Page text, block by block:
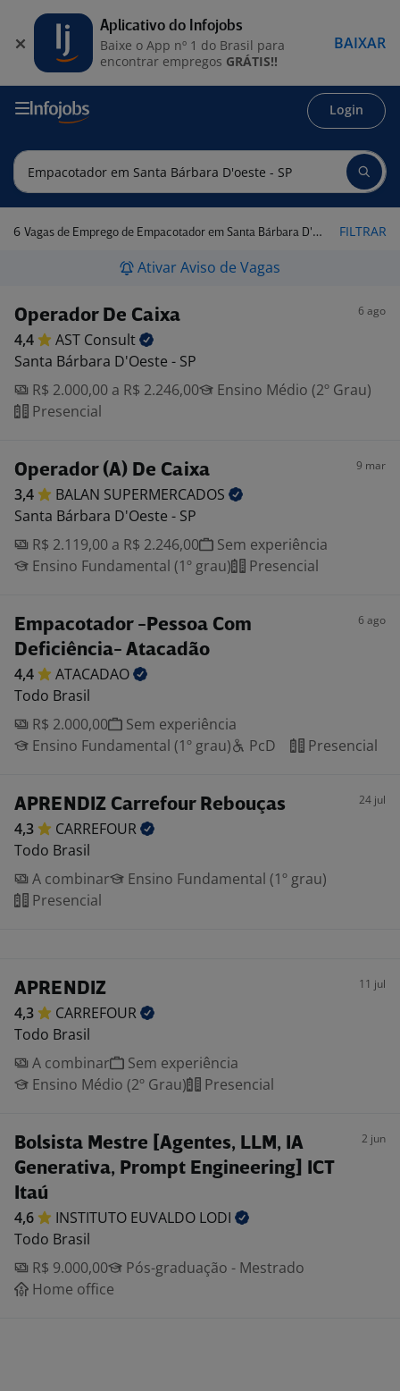
Login
6 Vagas de Emprego de Empacotador em Santa Bárbara D'Oeste - SP FILTRAR
Ativar Aviso de Vagas
Operador De Caixa 6 ago
4,4 AST Consult
Santa Bárbara D'Oeste - SP
R$ 2.000,00 a R$ 2.246,00
Ensino Médio (2º Grau)
Presencial
Operador (A) De Caixa 9 mar
3,4 BALAN SUPERMERCADOS
Santa Bárbara D'Oeste - SP
R$ 2.119,00 a R$ 2.246,00
Sem experiência
Ensino Fundamental (1º grau)
Presencial
Empacotador -Pessoa Com
Deficiência- Atacadão
6 ago
4,4
ATACADAO
Todo Brasil
R$ 2.000,00
Sem experiência
Ensino Fundamental (1º grau)
PcD Presencial
APRENDIZ Carrefour Rebouças 24 jul
4,3
CARREFOUR
Todo Brasil
A combinar
Ensino Fundamental (1º grau)
Presencial
APRENDIZ 11 jul
4,3
CARREFOUR
Todo Brasil
A combinar
Sem experiência
Ensino Médio (2º Grau)
Presencial
Bolsista Mestre [Agentes, LLM, IA
Generativa, Prompt Engineering] ICT
Itaú
2 jun
4,6 INSTITUTO EUVALDO LODI
Todo Brasil
R$ 9.000,00
Pós-graduação - Mestrado
Home office
Aplicativo do Infojobs
Baixe o App nº 1 do Brasil para
encontrar empregos GRÁTIS!!
BAIXAR